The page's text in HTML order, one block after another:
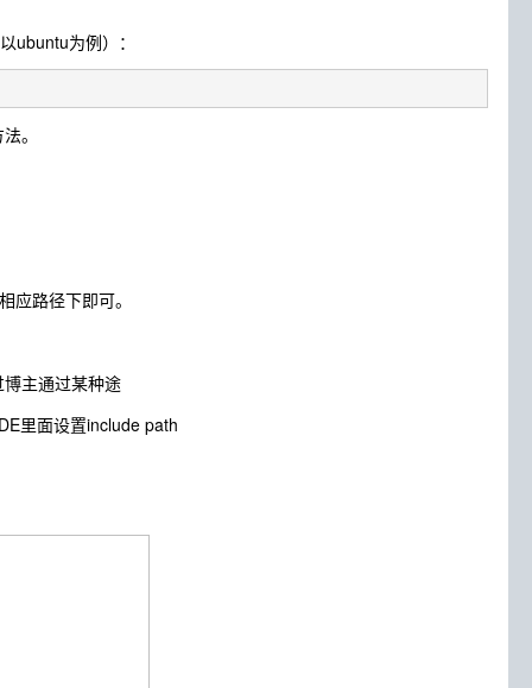
ubuntu为例）：
。
应路径下即可。
主通过某种途
里面设置include path